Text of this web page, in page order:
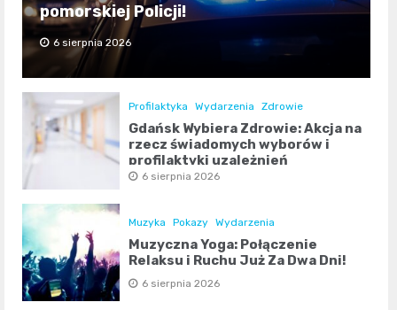
pomorskiej Policji!
6 sierpnia 2026
Profilaktyka Wydarzenia Zdrowie
Gdańsk Wybiera Zdrowie: Akcja na
rzecz świadomych wyborów i
profilaktyki uzależnień
6 sierpnia 2026
Muzyka Pokazy Wydarzenia
Muzyczna Yoga: Połączenie
Relaksu i Ruchu Już Za Dwa Dni!
6 sierpnia 2026